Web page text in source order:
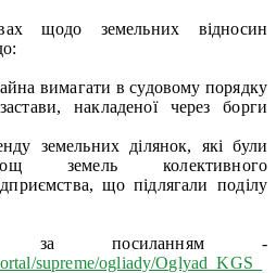
щодо земельних відносин
вимагати в судовому порядку
накладеної через борги
земельних ділянок, які були
земель колективного
що підлягали поділу
за посиланням -
supreme/ogliady/Oglyad_KGS_